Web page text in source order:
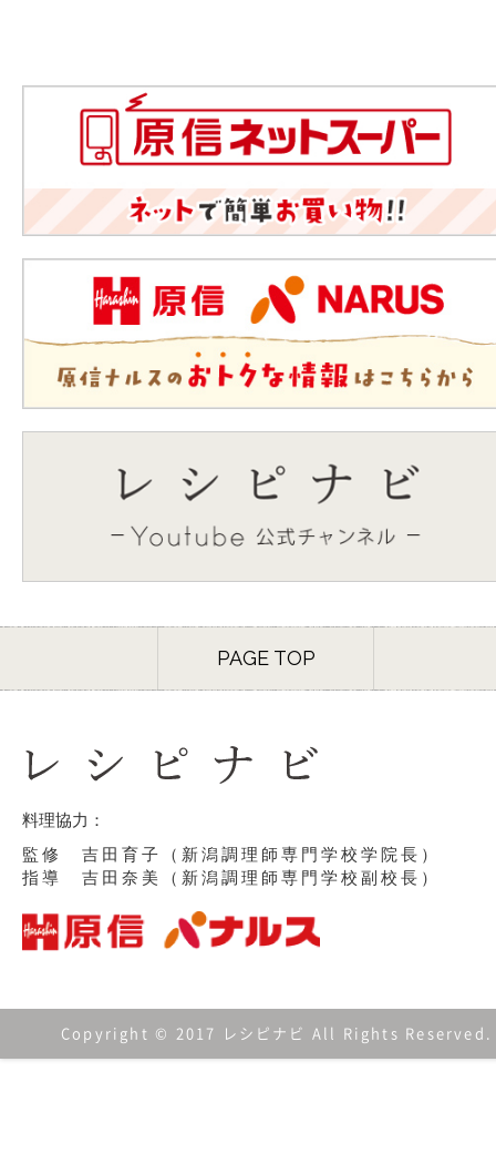
PAGE TOP
料理協力：
監修 吉田育子（新潟調理師専門学校学院長）
指導 吉田奈美（新潟調理師専門学校副校長）
Copyright © 2017 レシピナビ All Rights Reserved.